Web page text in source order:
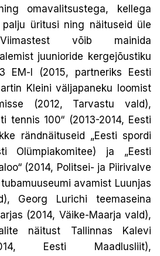
omavalitsustega, kellega
palju üritusi ning näituseid üle
võib mainida
juunioride kergejõustiku
EM-l (2015, partneriks Eesti
Kleini väljapaneku loomist
(2012, Tarvastu vald),
tennis 100“ (2013-2014, Eesti
rändnäituseid „Eesti spordi
Olümpiakomitee) ja „Eesti
(2014, Politsei- ja Piirivalve
avamist Luunjas
Georg Lurichi teemaseina
(2014, Väike-Maarja vald),
näitust Tallinnas Kalevi
Eesti Maadlusliit),